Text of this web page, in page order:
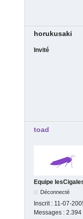
horukusaki
Invité
toad
Equipe
Déconnecté
Inscrit : 11-07-
Messages : 2.394